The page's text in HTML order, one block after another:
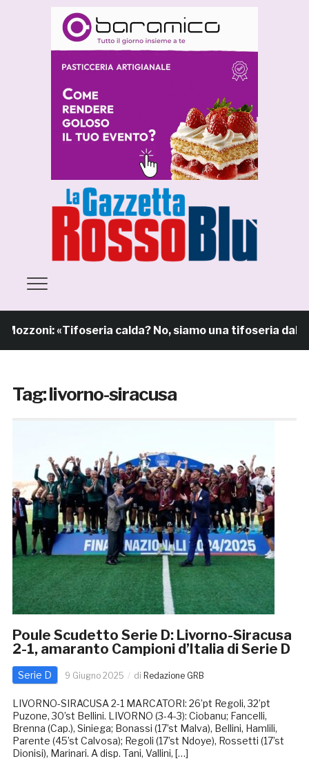
«Tifoseria calda? No, siamo una tifoseria dal
Tag:livorno-siracusa
Poule Scudetto Serie D: Livorno-Siracusa
2-1, amaranto Campioni d’Italia di Serie D
Serie D 9 Giugno 2025 di Redazione GRB
LIVORNO-SIRACUSA 2-1 MARCATORI: 26’pt Regoli, 32’pt
Puzone, 30’st Bellini. LIVORNO (3-4-3): Ciobanu; Fancelli,
Brenna (Cap.), Siniega; Bonassi (17’st Malva), Bellini, Hamlili,
Parente (45’st Calvosa); Regoli (17’st Ndoye), Rossetti (17’st
Dionisi), Marinari. A disp. Tani, Vallini, […]